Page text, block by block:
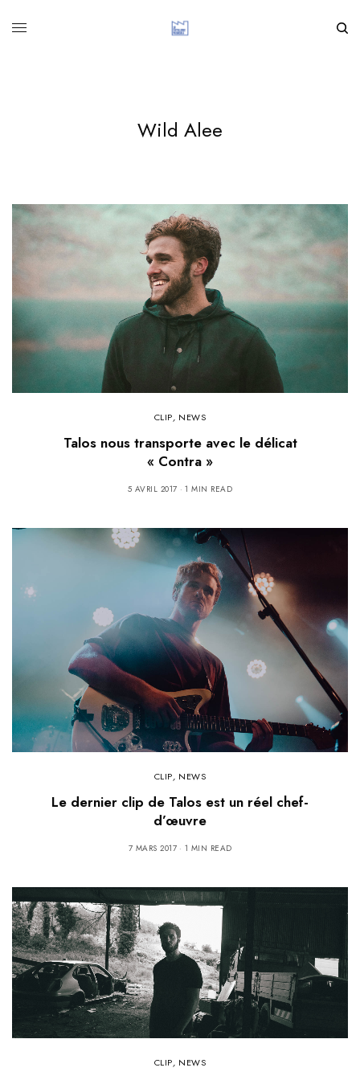
Wild Alee
CLIP, NEWS
Talos nous transporte avec le délicat
« Contra »
5 AVRIL 2017 1 MIN READ
CLIP, NEWS
Le dernier clip de Talos est un réel chef-
d’œuvre
7 MARS 2017 1 MIN READ
CLIP, NEWS